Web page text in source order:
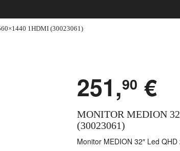
1HDMI (30023061)
251,90 €
MONITOR MEDION
(30023061)
Monitor MEDION 32″ Led